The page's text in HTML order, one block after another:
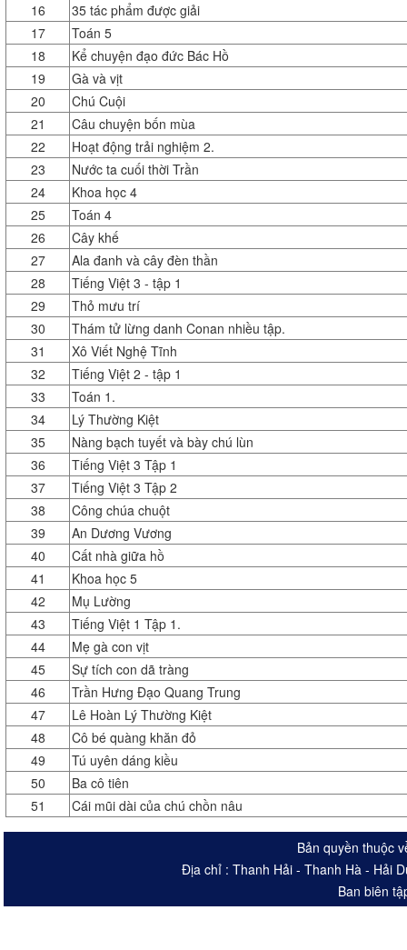
16
35 tác phẩm được giải
17
Toán 5
18
Kể chuyện đạo đức Bác Hồ
19
Gà và vịt
20
Chú Cuội
21
Câu chuyện bốn mùa
22
Hoạt động trải nghiệm 2.
23
Nước ta cuối thời Trần
24
Khoa học 4
25
Toán 4
26
Cây khế
27
Ala đanh và cây đèn thần
28
Tiếng Việt 3 - tập 1
29
Thỏ mưu trí
30
Thám tử lừng danh Conan nhiều tập.
31
Xô Viết Nghệ Tĩnh
32
Tiếng Việt 2 - tập 1
33
Toán 1.
34
Lý Thường Kiệt
35
Nàng bạch tuyết và bày chú lùn
36
Tiếng Việt 3 Tập 1
37
Tiếng Việt 3 Tập 2
38
Công chúa chuột
39
An Dương Vương
40
Cất nhà giữa hồ
41
Khoa học 5
42
Mụ Lường
43
Tiếng Việt 1 Tập 1.
44
Mẹ gà con vịt
45
Sự tích con dã tràng
46
Trần Hưng Đạo Quang Trung
47
Lê Hoàn Lý Thường Kiệt
48
Cô bé quàng khăn đỏ
49
Tú uyên dáng kiều
50
Ba cô tiên
51
Cái mũi dài của chú chồn nâu
Bản quyền thuộc
Địa chỉ : Thanh Hải - Thanh Hà - Hải
Ban biên